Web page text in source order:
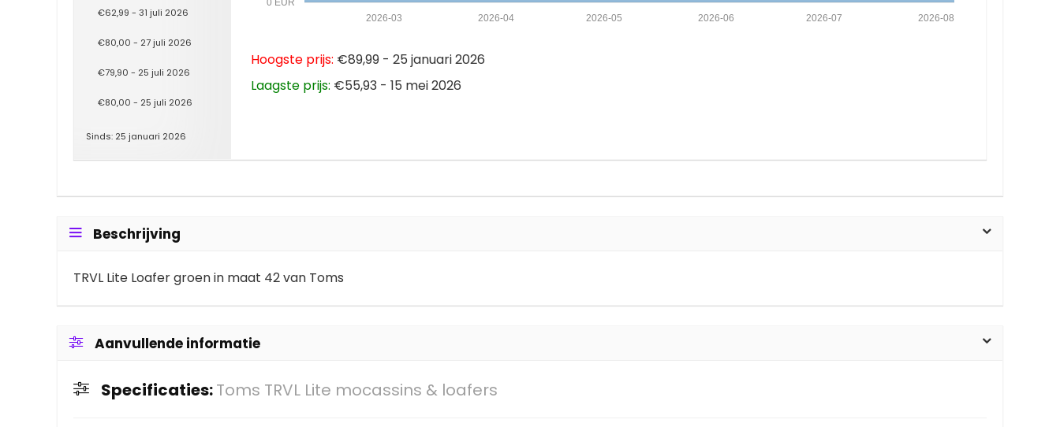
€62,99 - 31 juli 2026
€80,00 - 27 juli 2026
€79,90 - 25 juli 2026
€80,00 - 25 juli 2026
Sinds: 25 januari 2026
0 EUR
2026-08
2026-07
2026-06
2026-05
2026-04
2026-03
Hoogste prijs: €89,99 - 25 januari 2026
Laagste prijs: €55,93 - 15 mei 2026
Beschrijving
TRVL Lite Loafer groen in maat 42 van Toms
Aanvullende informatie
Specificaties:Toms TRVL Lite mocassins & loafers